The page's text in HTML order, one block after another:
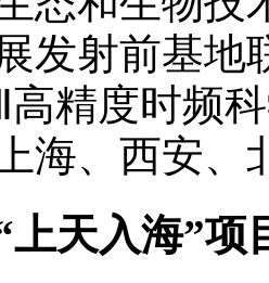
发射前基地
高精度时频
海、西安、
天入海”